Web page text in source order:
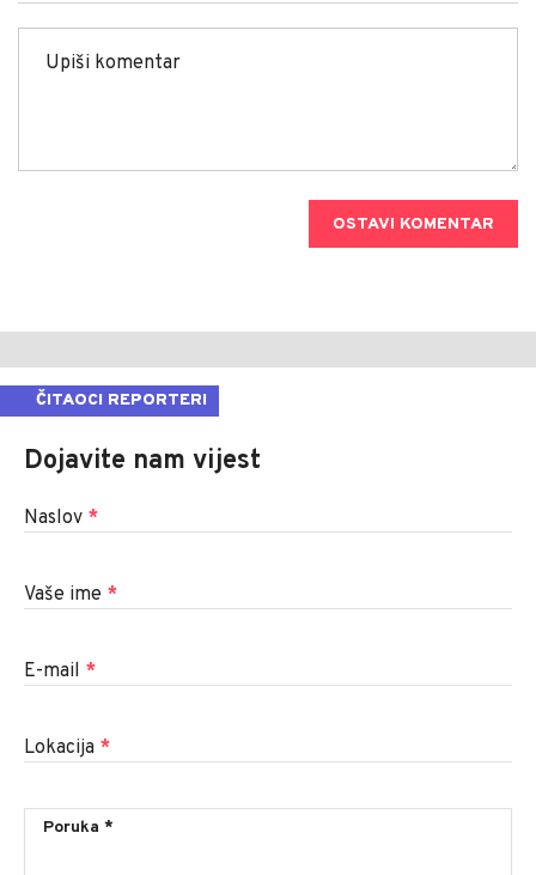
OSTAVI KOMENTAR
ČITAOCI REPORTERI
Dojavite nam vijest
Naslov *
Vaše ime *
E-mail *
Lokacija *